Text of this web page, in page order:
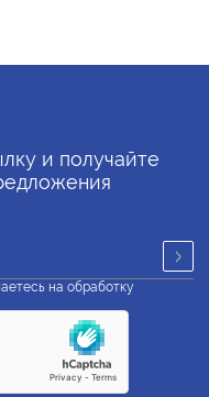
и получайте
на обработку